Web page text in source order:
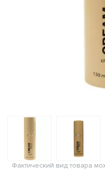
Фактический вид товара